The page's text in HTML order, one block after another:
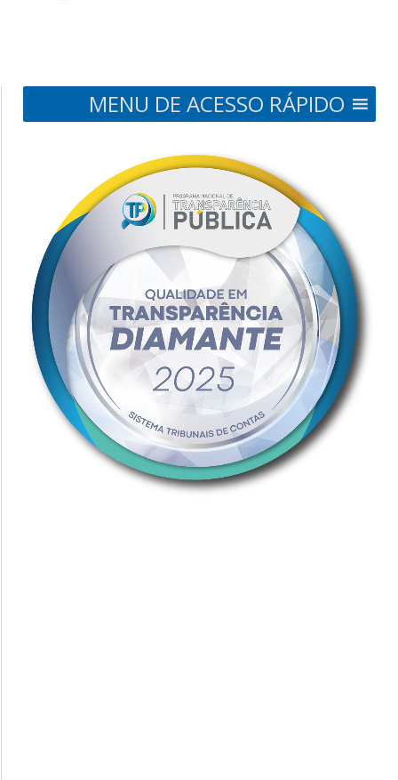
MENU DE ACESSO RÁPIDO